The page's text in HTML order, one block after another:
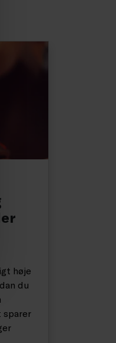
høje
du
sparer